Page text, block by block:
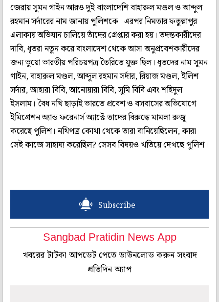
জেরায় সুমন গাইন আরও দুই বাংলাদেশি বাহারুল মণ্ডল ও আব্দুল
রহমান সর্দারের নাম জানায় পুলিশকে। এরপর নিমতার ফতুল্লাপুর
এলাকায় অভিযান চালিয়ে তাঁদের গ্রেপ্তার করা হয়। তদন্তকারীদের
দাবি, ধৃতরা নতুন করে বাংলাদেশ থেকে আসা অনুপ্রবেশকারীদের
জন্য ভুয়ো ভারতীয় পরিচয়পত্র তৈরিতে যুক্ত ছিল। ধৃতদের নাম সুমন
গাইন, বাহারুল মণ্ডল, আব্দুল রহমান সর্দার, রিয়াজ মণ্ডল, ইলিশ
সর্দার, জাহারা বিবি, আনোয়ারা বিবি, সুমি বিবি এবং শহিদুল
ইসলাম। বৈধ নথি ছাড়াই ভারতে প্রবেশ ও বসবাসের অভিযোগে
ইমিগ্রেশন অ্যান্ড ফরেনার্স অ্যাক্টে তাদের বিরুদ্ধে মামলা রুজু
করেছে পুলিশ। নথিপত্র কোথা থেকে তারা বানিয়েছিলেন, কারা
সেই কাজে সাহায্য করেছিল? সেসব বিষয়ও খতিয়ে দেখছে পুলিশ।
Subscribe
Sangbad Pratidin News App
খবরের টাটকা আপডেট পেতে ডাউনলোড করুন সংবাদ
প্রতিদিন অ্যাপ